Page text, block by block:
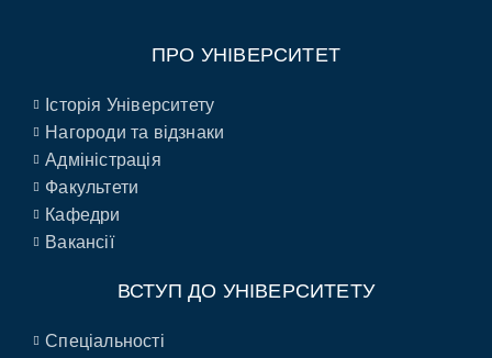
ПРО УНІВЕРСИТЕТ
Історія Університету
Нагороди та відзнаки
Адміністрація
Факультети
Кафедри
Вакансії
ВСТУП ДО УНІВЕРСИТЕТУ
Спеціальності